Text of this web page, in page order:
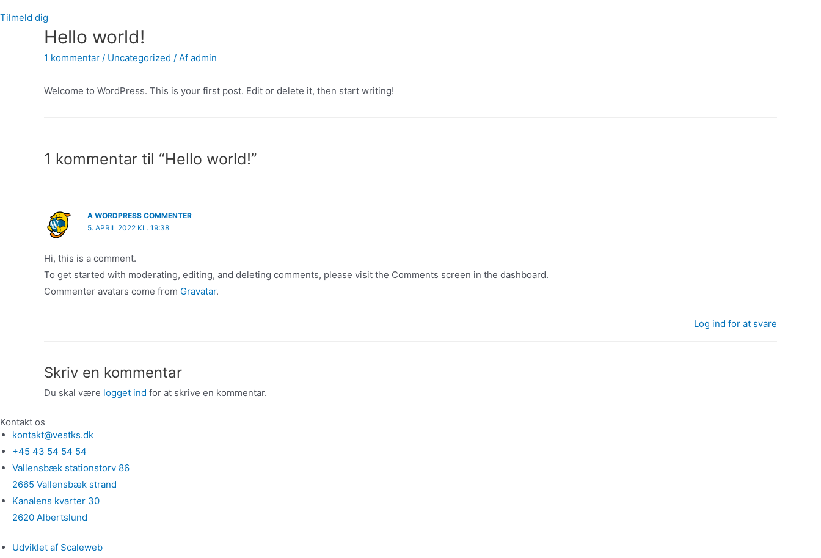
Tilmeld dig
Hello world!
1 kommentar / Uncategorized / Af admin
Welcome to WordPress. This is your first post. Edit or delete it, then start writing!
1 kommentar til “Hello world!”
A WORDPRESS COMMENTER
5. APRIL 2022 KL. 19:38
Hi, this is a comment.
To get started with moderating, editing, and deleting comments, please visit the Comments screen in the dashboard.
Commenter avatars come from Gravatar.
Log ind for at svare
Skriv en kommentar
Du skal være logget ind for at skrive en kommentar.
Kontakt os
kontakt@vestks.dk
+45 43 54 54 54
Vallensbæk stationstorv 86
2665 Vallensbæk strand
Kanalens kvarter 30
2620 Albertslund
Udviklet af Scaleweb